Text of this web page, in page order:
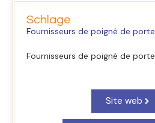
Schlage
Fournisseurs de poigné de porte
Fournisseurs de poigné de porte
Site web